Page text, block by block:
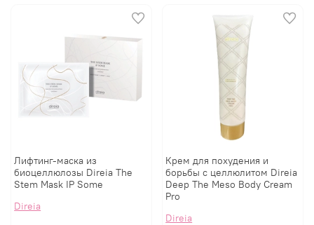
Лифтинг-маска из
биоцеллюлозы Direia The
Stem Mask IP Some
Direia
Крем для похудения и
борьбы с целлюлитом Direia
Deep The Meso Body Cream
Pro
Direia